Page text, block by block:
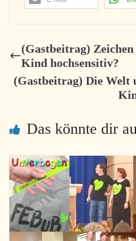
(Gastbeitrag)
Kind hochsensitiv?
(Gastbeitrag) Die Welt
Das könnte dir